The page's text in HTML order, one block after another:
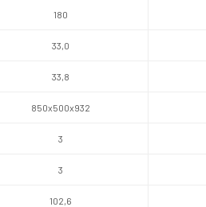
180
33,0
33,8
850x500x932
3
3
102,6